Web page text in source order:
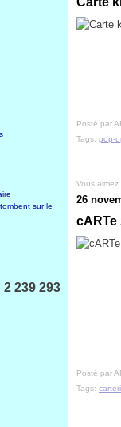
sur le
2 239 293
Posté par
Tags: pop-
Vous aimez
26
cARTe
Posté par
Tags: